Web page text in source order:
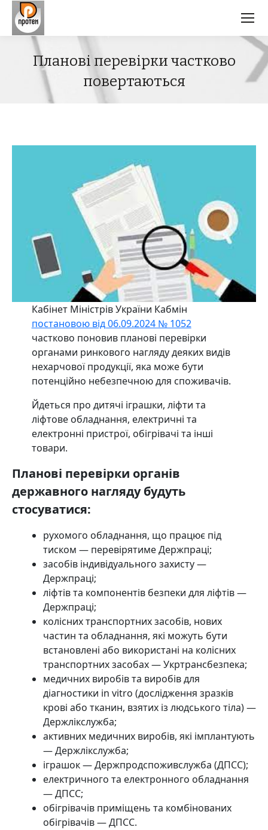
Планові перевірки частково
повертаються
Кабінет Міністрів України Кабмін
постановою від 06.09.2024 № 1052
частково поновив планові перевірки
органами ринкового нагляду деяких видів
нехарчової продукції, яка може бути
потенційно небезпечною для споживачів.
Йдеться про дитячі іграшки, ліфти та
ліфтове обладнання, електричні та
електронні пристрої, обігрівачі та інші
товари.
Планові перевірки органів
державного нагляду будуть
стосуватися:
рухомого обладнання, що працює під
тиском — перевірятиме Держпраці;
засобів індивідуального захисту —
Держпраці;
ліфтів та компонентів безпеки для ліфтів —
Держпраці;
колісних транспортних засобів, нових
частин та обладнання, які можуть бути
встановлені або використані на колісних
транспортних засобах — Укртрансбезпека;
медичних виробів та виробів для
діагностики in vitro (дослідження зразків
крові або тканин, взятих із людського тіла) —
Держлікслужба;
активних медичних виробів, які імплантують
— Держлікслужба;
іграшок — Держпродспоживслужба (ДПСС);
електричного та електронного обладнання
— ДПСС;
обігрівачів приміщень та комбінованих
обігрівачів — ДПСС.